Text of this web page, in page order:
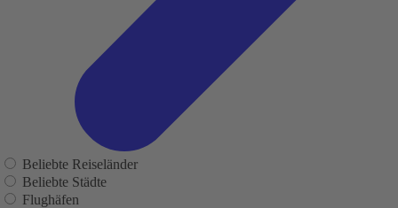
Beliebte Reiseländer
Beliebte Städte
Flughäfen